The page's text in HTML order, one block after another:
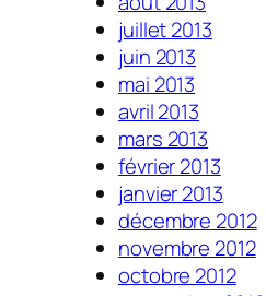
juillet 2013
juin 2013
mai 2013
avril 2013
mars 2013
février 2013
janvier 2013
décembre 2012
novembre 2012
octobre 2012